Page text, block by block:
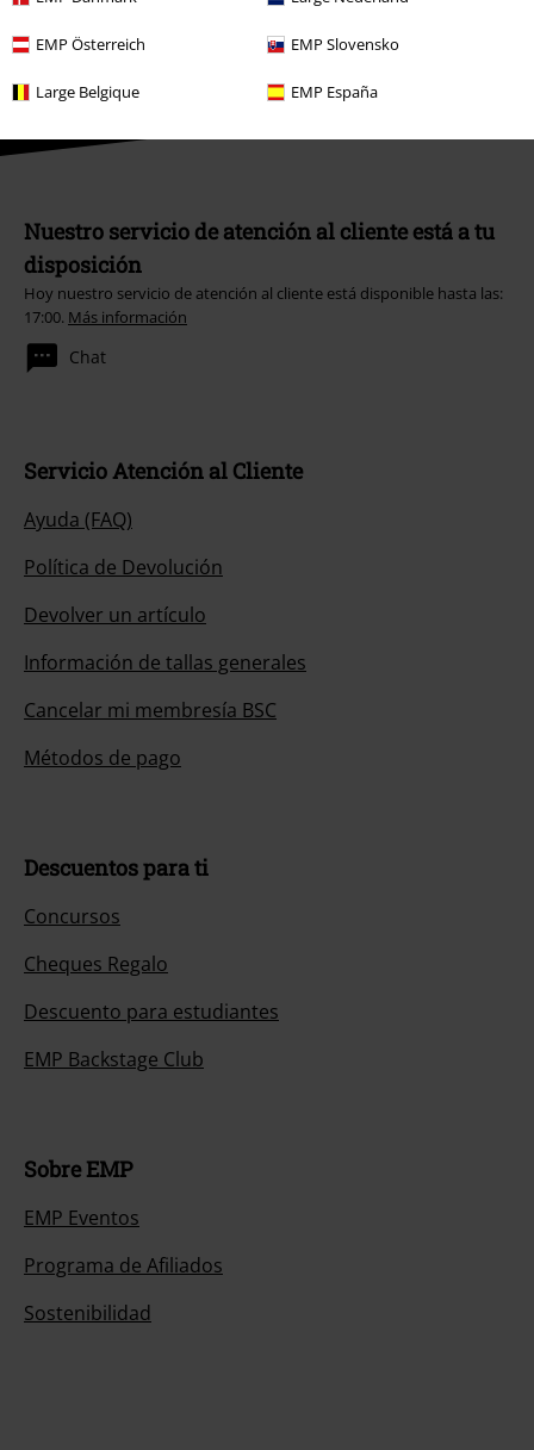
EMP Österreich EMP Slovensko
Large Belgique EMP España
Die Toten Hosen, Feine Sahne Fischfilet, Broilers, Böhse Onkelz, cheques-
regalo y artículos que incluyen una donación están excluidos de la
promoción.
Nuestro servicio de atención al cliente está a tu
disposición
Hoy nuestro servicio de atención al cliente está disponible hasta las:
17:00. Más información
Chat
Servicio Atención al Cliente
Ayuda (FAQ)
Política de Devolución
Devolver un artículo
Información de tallas generales
Cancelar mi membresía BSC
Métodos de pago
Descuentos para ti
Concursos
Cheques Regalo
Descuento para estudiantes
EMP Backstage Club
Sobre EMP
EMP Eventos
Programa de Afiliados
Sostenibilidad